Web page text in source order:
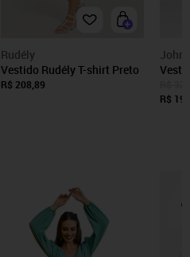
Rudély
Vestido Rudély T-shirt Preto
R$ 208,89
John
R$